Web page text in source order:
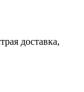
доставка,